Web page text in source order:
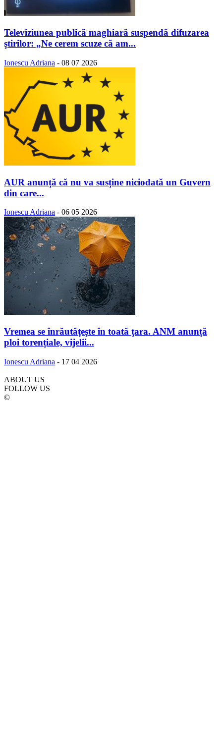
Televiziunea publică maghiară suspendă difuzarea
ştirilor: „Ne cerem scuze că am...
Ionescu Adriana - 08 07 2026
AUR anunță că nu va susține niciodată un Guvern
din care...
Ionescu Adriana - 06 05 2026
Vremea se înrăutăţeşte în toată ţara. ANM anunță
ploi torențiale, vijelii...
Ionescu Adriana - 17 04 2026
ABOUT US
FOLLOW US
©